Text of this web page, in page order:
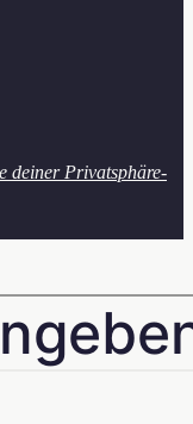
deiner Privatsphäre-